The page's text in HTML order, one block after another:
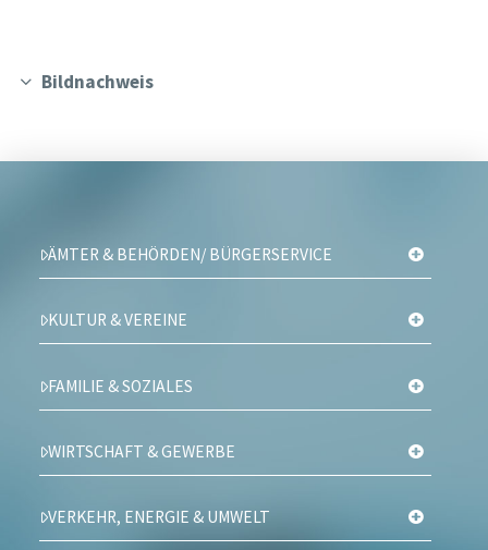
Bildnachweis
ÄMTER & BEHÖRDEN/ BÜRGERSERVICE
KULTUR & VEREINE
FAMILIE & SOZIALES
WIRTSCHAFT & GEWERBE
VERKEHR, ENERGIE & UMWELT